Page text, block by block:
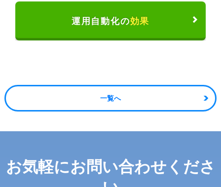
運用自動化の効果
一覧へ
お気軽にお問い合わせくださ